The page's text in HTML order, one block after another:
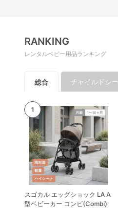
RANKING
レンタルベビー用品ランキング
総合 チャイルドシ
スゴカル エッグショック LA A
型ベビーカー コンビ(Combi)